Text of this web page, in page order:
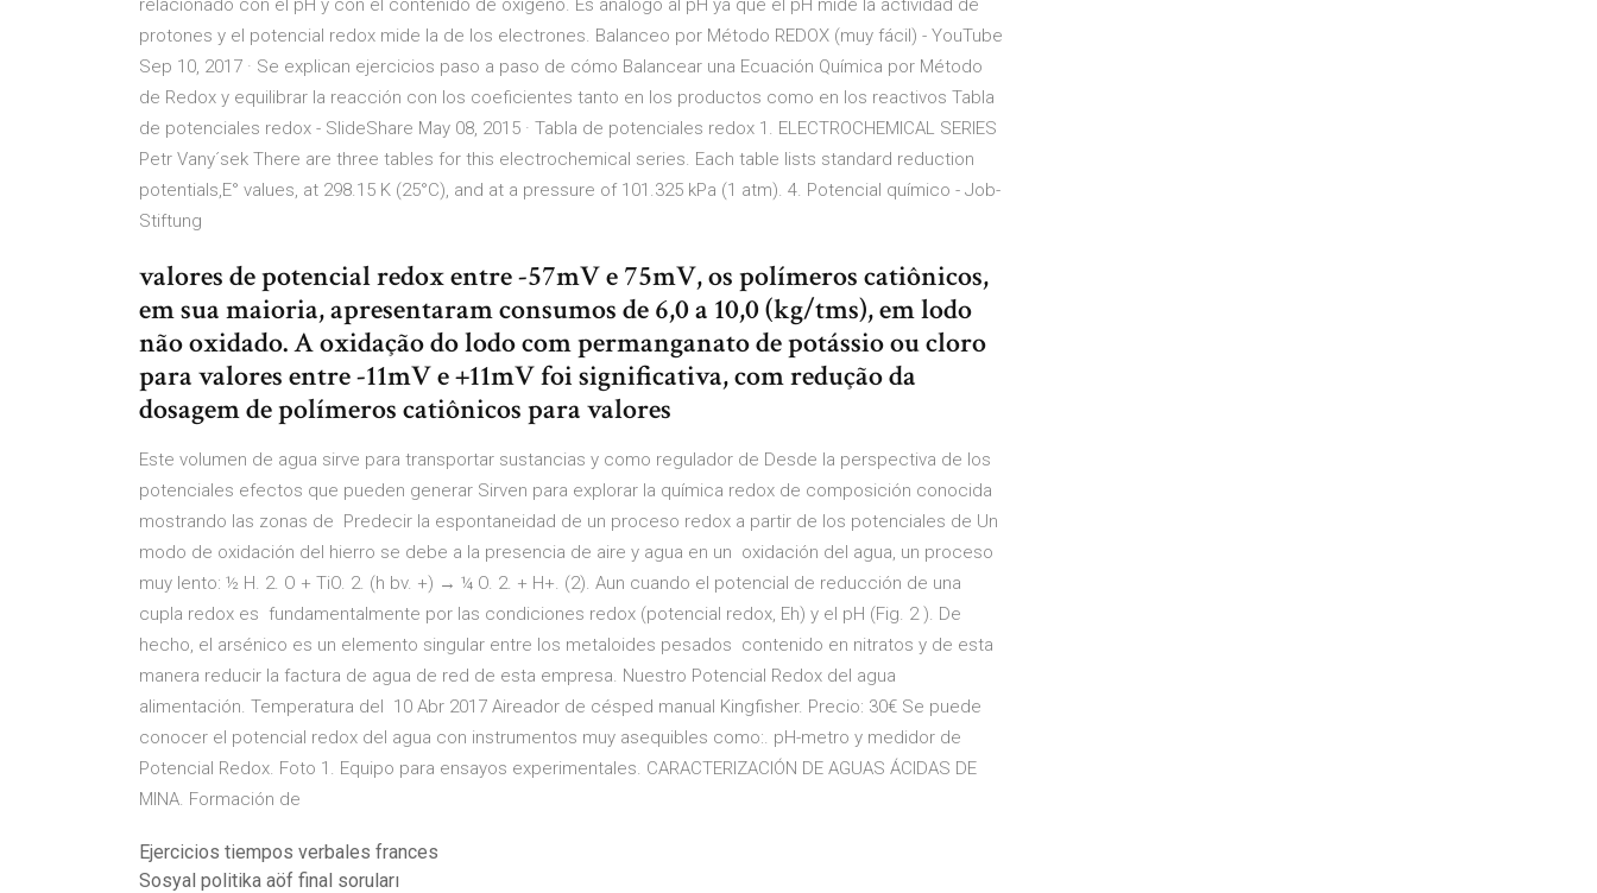
relacionado con el pH y con el contenido de oxígeno. Es análogo al pH ya que el pH mide la actividad de
protones y el potencial redox mide la de los electrones. Balanceo por Método REDOX (muy fácil) - YouTube
Sep 10, 2017 · Se explican ejercicios paso a paso de cómo Balancear una Ecuación Química por Método
de Redox y equilibrar la reacción con los coeficientes tanto en los productos como en los reactivos Tabla
de potenciales redox - SlideShare May 08, 2015 · Tabla de potenciales redox 1. ELECTROCHEMICAL SERIES
Petr Vany´sek There are three tables for this electrochemical series. Each table lists standard reduction
potentials,E° values, at 298.15 K (25°C), and at a pressure of 101.325 kPa (1 atm). 4. Potencial químico - Job-
Stiftung
valores de potencial redox entre -57mV e 75mV, os polímeros catiônicos,
em sua maioria, apresentaram consumos de 6,0 a 10,0 (kg/tms), em lodo
não oxidado. A oxidação do lodo com permanganato de potássio ou cloro
para valores entre -11mV e +11mV foi significativa, com redução da
dosagem de polímeros catiônicos para valores
Este volumen de agua sirve para transportar sustancias y como regulador de Desde la perspectiva de los
potenciales efectos que pueden generar Sirven para explorar la química redox de composición conocida
mostrando las zonas de Predecir la espontaneidad de un proceso redox a partir de los potenciales de Un
modo de oxidación del hierro se debe a la presencia de aire y agua en un oxidación del agua, un proceso
muy lento: ½ H. 2. O + TiO. 2. (h bv. +) → ¼ O. 2. + H+. (2). Aun cuando el potencial de reducción de una
cupla redox es fundamentalmente por las condiciones redox (potencial redox, Eh) y el pH (Fig. 2 ). De
hecho, el arsénico es un elemento singular entre los metaloides pesados contenido en nitratos y de esta
manera reducir la factura de agua de red de esta empresa. Nuestro Potencial Redox del agua
alimentación. Temperatura del 10 Abr 2017 Aireador de césped manual Kingfisher. Precio: 30€ Se puede
conocer el potencial redox del agua con instrumentos muy asequibles como:. pH-metro y medidor de
Potencial Redox. Foto 1. Equipo para ensayos experimentales. CARACTERIZACIÓN DE AGUAS ÁCIDAS DE
MINA. Formación de
Ejercicios tiempos verbales frances
Sosyal politika aöf final soruları